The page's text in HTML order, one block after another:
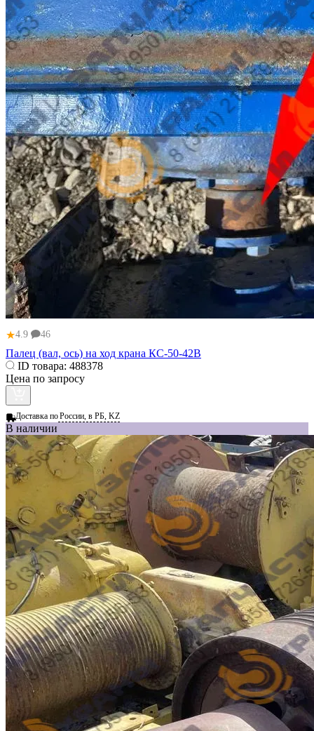
★4.9 46
Палец (вал, ось) на ход крана КС-50-42В
ID товара: 488378
Цена по запросу
Доставка поРоссии, в РБ, KZ
В наличии